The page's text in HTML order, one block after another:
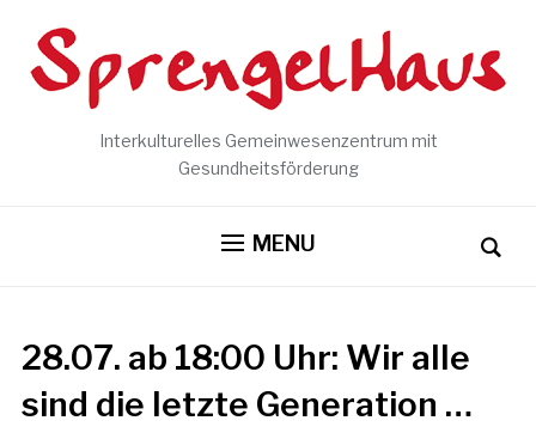
Interkulturelles Gemeinwesenzentrum mit
Gesundheitsförderung
MENU
28.07. ab 18:00 Uhr: Wir alle
sind die letzte Generation …